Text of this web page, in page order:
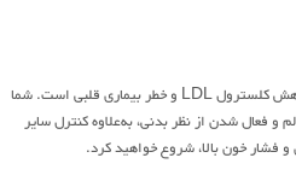
برنامه TLC درواقع راهی گام‌به‌گام برای کاهش کلسترول LDL و خطر بیماری قلبی است. شما
و فعال شدن از نظر بدنی، به‌علاوه کنترل سایر
فشار خون بالا، شروع خواهید کرد.